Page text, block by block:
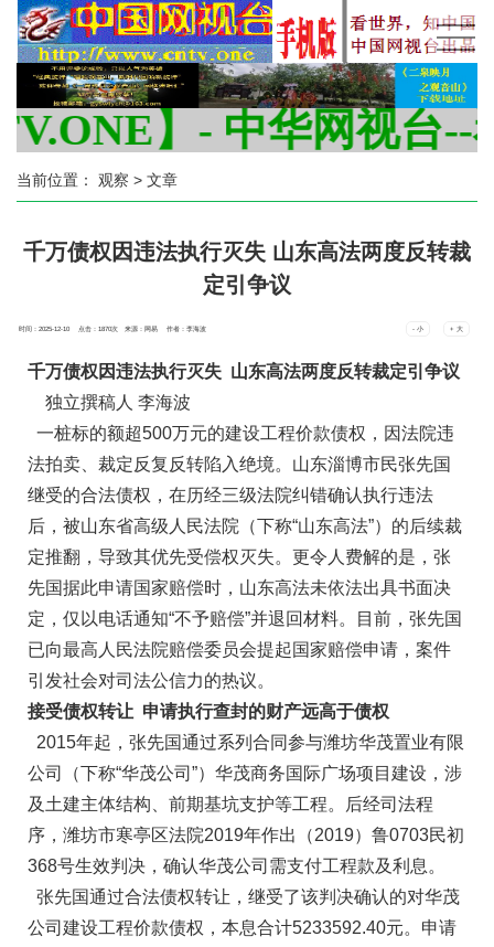
】- 中华网视台--看
当前位置： 观察 > 文章
千万债权因违法执行灭失 山东高法两度反转裁
定引争议
时间：2025-12-10 点击：1870次来源：网易 作者：李海波 - 小 + 大
千万债权因违法执行灭失 山东高法两度反转裁定引争议
独立撰稿人 李海波
一桩标的额超500万元的建设工程价款债权，因法院违
法拍卖、裁定反复反转陷入绝境。山东淄博市民张先国
继受的合法债权，在历经三级法院纠错确认执行违法
后，被山东省高级人民法院（下称“山东高法”）的后续裁
定推翻，导致其优先受偿权灭失。更令人费解的是，张
先国据此申请国家赔偿时，山东高法未依法出具书面决
定，仅以电话通知“不予赔偿”并退回材料。目前，张先国
已向最高人民法院赔偿委员会提起国家赔偿申请，案件
引发社会对司法公信力的热议。
接受债权转让 申请执行查封的财产远高于债权
2015年起，张先国通过系列合同参与潍坊华茂置业有限
公司（下称“华茂公司”）华茂商务国际广场项目建设，涉
及土建主体结构、前期基坑支护等工程。后经司法程
序，潍坊市寒亭区法院2019年作出（2019）鲁0703民初
368号生效判决，确认华茂公司需支付工程款及利息。
张先国通过合法债权转让，继受了该判决确认的对华茂
公司建设工程价款债权，本息合计5233592.40元。申请